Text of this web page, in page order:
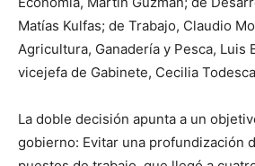
Matías Kulfas; de Trabajo, Claudio
Agricultura, Ganadería y Pesca, Luis
vicejefa de Gabinete, Cecilia Todesca
La doble decisión apunta a un
gobierno: Evitar una profundización